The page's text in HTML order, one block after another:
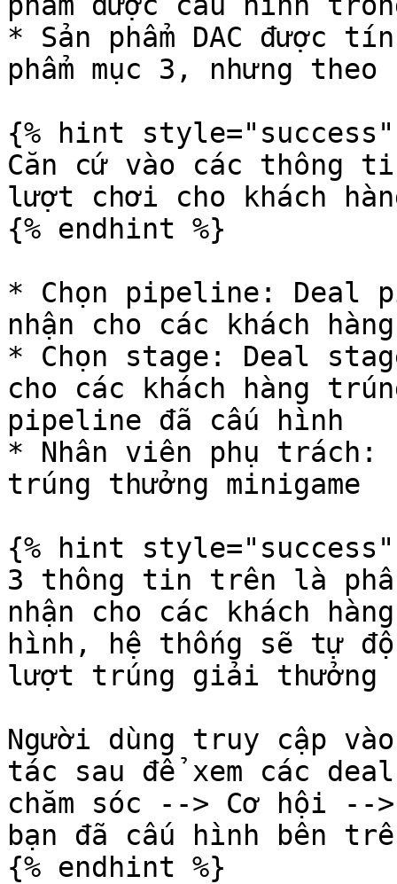
* Sản phẩm DAC được
phẩm mục 3, nhưng theo
{% hint style="success"
Căn cứ vào các thông
lượt chơi cho khách
{% endhint %}
* Chọn pipeline: Deal
nhận cho các khách
* Chọn stage: Deal
cho các khách hàng
pipeline đã cấu hình
* Nhân viên phụ trách:
trúng thưởng minigame
{% hint style="success"
3 thông tin trên là
nhận cho các khách
hình, hệ thống sẽ tự
lượt trúng giải thưởng
Người dùng truy cập
tác sau để xem các
chăm sóc --> Cơ hội --
bạn đã cấu hình bên
{% endhint %}